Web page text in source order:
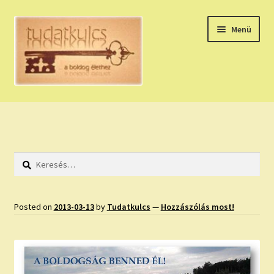
Ugrás
navigációhoz
Kilépés
tartalomba
Menü
HÚZZ EGY KÁRTYÁT!
HOLDNAPTÁR
KÉRJ EGY MEGERŐSÍTÉST!
Expand
Keresés:
Posted on 2013-03-13by Tudatkulcs — Hozzászólás most!